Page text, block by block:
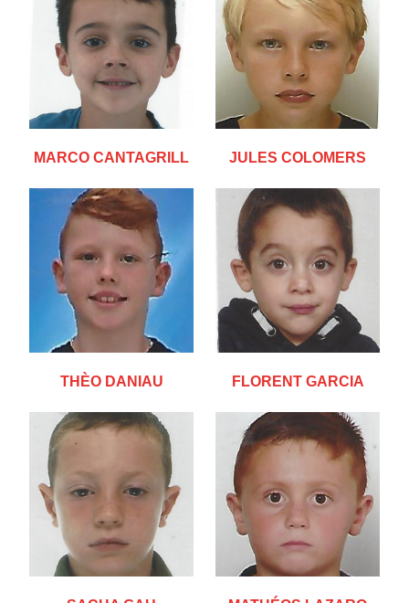
MARCO CANTAGRILL JULES COLOMERS
THÈO DANIAU FLORENT GARCIA